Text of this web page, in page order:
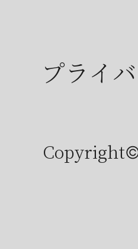
プライ